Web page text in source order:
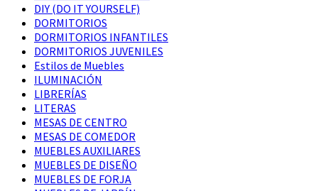
DIY (DO IT YOURSELF)
DORMITORIOS
DORMITORIOS INFANTILES
DORMITORIOS JUVENILES
Estilos de Muebles
ILUMINACIÓN
LIBRERÍAS
LITERAS
MESAS DE CENTRO
MESAS DE COMEDOR
MUEBLES AUXILIARES
MUEBLES DE DISEÑO
MUEBLES DE FORJA